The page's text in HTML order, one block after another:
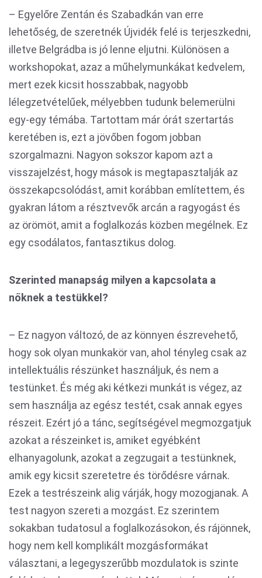
– Egyelőre Zentán és Szabadkán van erre
lehetőség, de szeretnék Újvidék felé is terjeszkedni,
illetve Belgrádba is jó lenne eljutni. Különösen a
workshopokat, azaz a műhelymunkákat kedvelem,
mert ezek kicsit hosszabbak, nagyobb
lélegzetvételűek, mélyebben tudunk belemerülni
egy-egy témába. Tartottam már órát szertartás
keretében is, ezt a jövőben fogom jobban
szorgalmazni. Nagyon sokszor kapom azt a
visszajelzést, hogy mások is megtapasztalják az
összekapcsolódást, amit korábban említettem, és
gyakran látom a résztvevők arcán a ragyogást és
az örömöt, amit a foglalkozás közben megélnek. Ez
egy csodálatos, fantasztikus dolog.
Szerinted manapság milyen a kapcsolata a
nőknek a testükkel?
– Ez nagyon változó, de az könnyen észrevehető,
hogy sok olyan munkakör van, ahol tényleg csak az
intellektuális részünket használjuk, és nem a
testünket. És még aki kétkezi munkát is végez, az
sem használja az egész testét, csak annak egyes
részeit. Ezért jó a tánc, segítségével megmozgatjuk
azokat a részeinket is, amiket egyébként
elhanyagolunk, azokat a zegzugait a testünknek,
amik egy kicsit szeretetre és törődésre várnak.
Ezek a testrészeink alig várják, hogy mozogjanak. A
test nagyon szereti a mozgást. Ez szerintem
sokakban tudatosul a foglalkozásokon, és rájönnek,
hogy nem kell komplikált mozgásformákat
választani, a legegyszerűbb mozdulatok is szinte